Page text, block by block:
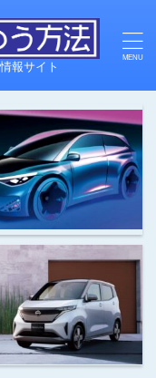
報サイト